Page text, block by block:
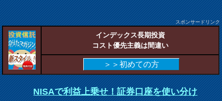
スポンサードリンク
インデックス長期投資
コスト優先主義は間違い
＞＞初めての方
NISAで利益上乗せ！証券口座を使い分け